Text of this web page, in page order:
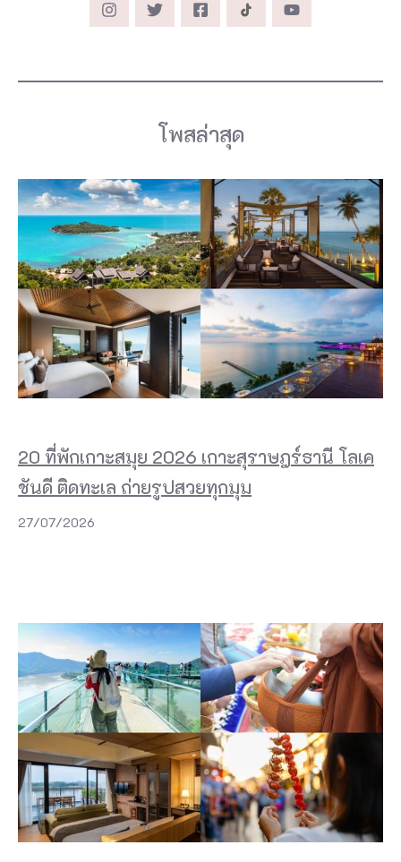
โพสล่าสุด
20 ที่พักเกาะสมุย 2026 เกาะสุราษฎร์ธานี โลเค
ชันดี ติดทะเล ถ่ายรูปสวยทุกมุม
27/07/2026